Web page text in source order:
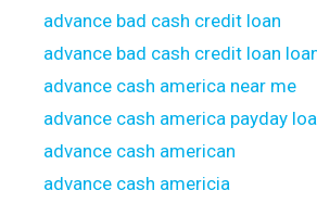
advance bad cash credit loan
advance bad cash credit loan
advance cash america near me
advance cash america payday
advance cash american
advance cash americia